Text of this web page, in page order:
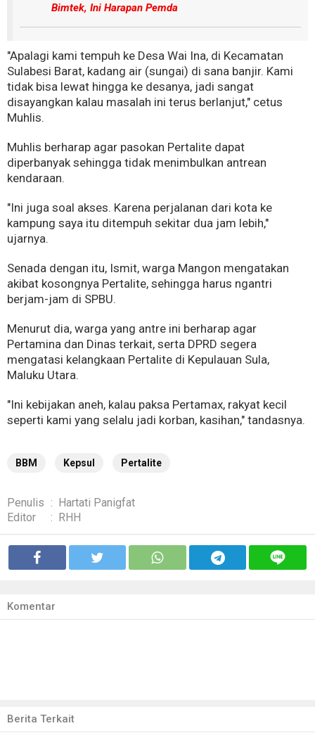
Bimtek, Ini Harapan Pemda
"Apalagi kami tempuh ke Desa Wai Ina, di Kecamatan
Sulabesi Barat, kadang air (sungai) di sana banjir. Kami
tidak bisa lewat hingga ke desanya, jadi sangat
disayangkan kalau masalah ini terus berlanjut," cetus
Muhlis.
Muhlis berharap agar pasokan Pertalite dapat
diperbanyak sehingga tidak menimbulkan antrean
kendaraan.
"Ini juga soal akses. Karena perjalanan dari kota ke
kampung saya itu ditempuh sekitar dua jam lebih,"
ujarnya.
Senada dengan itu, Ismit, warga Mangon mengatakan
akibat kosongnya Pertalite, sehingga harus ngantri
berjam-jam di SPBU.
Menurut dia, warga yang antre ini berharap agar
Pertamina dan Dinas terkait, serta DPRD segera
mengatasi kelangkaan Pertalite di Kepulauan Sula,
Maluku Utara.
"Ini kebijakan aneh, kalau paksa Pertamax, rakyat kecil
seperti kami yang selalu jadi korban, kasihan," tandasnya.
BBM Kepsul Pertalite
Penulis : Hartati Panigfat
Editor
: RHH
Komentar
Berita Terkait